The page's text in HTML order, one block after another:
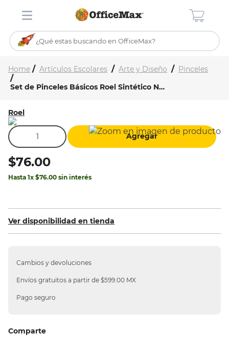
¿Qué estas buscando en OfficeMax?
Inicio Tienda
Artículos Escolares Arte y Diseño
Pinceles
Set de Pinceles Básicos Roel Sintético No.701
Roel
Agregar
$76.00
Hasta 1x $76.00 sin interés
Ver disponibilidad en tienda
Cambios y devoluciones
Envíos gratuitos a partir de $599.00 MX
Pago seguro
Comparte
TÉRMINOS MÁS BUSCADOS
.
ojo turco
3.
stitch
4.
flores
.
mochilas
8.
carpeta
9.
carpetas